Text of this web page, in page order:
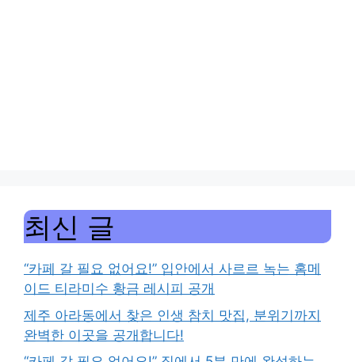
최신 글
“카페 갈 필요 없어요!” 입안에서 사르르 녹는 홈메
이드 티라미수 황금 레시피 공개
제주 아라동에서 찾은 인생 참치 맛집, 분위기까지
완벽한 이곳을 공개합니다!